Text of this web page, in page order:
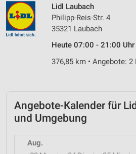
Lidl Laubach
Philipp-Reis-Str. 4
35321 Laubach
Heute 07:00 - 21:00 Uhr
376,85 km • Angebote:
Angebote-Kalender für
und Umgebung
Aug.